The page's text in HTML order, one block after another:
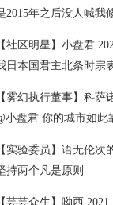
2015年之后没人喊我
【社区明星】小盘君
日本国君主北条时宗
【雾幻执行董事】科萨
小盘君 你的城市如此
【实验委员】语无伦次
持两个凡是原则
【芸芸众生】呦西